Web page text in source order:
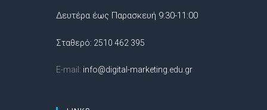
Δευτέρα έως Παρασκευή 9:30-11:00
Σταθερό: 2510 462 395
E-mail: info@digital-marketing.edu.gr